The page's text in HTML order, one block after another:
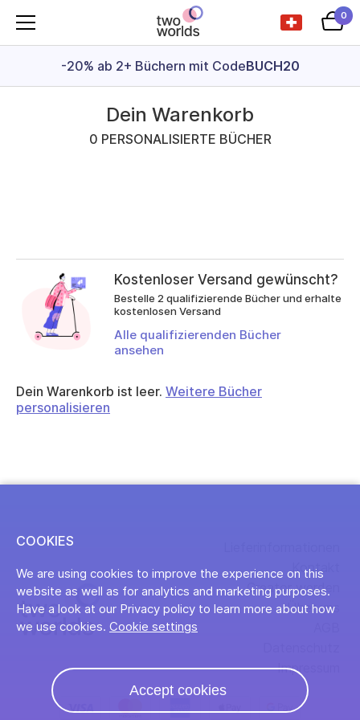
0
-20% ab 2+ Büchern mit CodeBUCH20
Dein Warenkorb
0 PERSONALISIERTE BÜCHER
Kostenloser Versand gewünscht?
Bestelle 2 qualifizierende Bücher und erhalte
kostenlosen Versand
Alle qualifizierenden Bücher
ansehen
Dein Warenkorb ist leer. Weitere Bücher
personalisieren
Kontakt
Creator werden
Über uns
Impressum
COOKIES
We are using cookies to improve the experience on this
website as well as for analytics and marketing purposes.
Have a look at our Privacy policy to learn more about how
we use cookies. Cookie settings
Accept cookies